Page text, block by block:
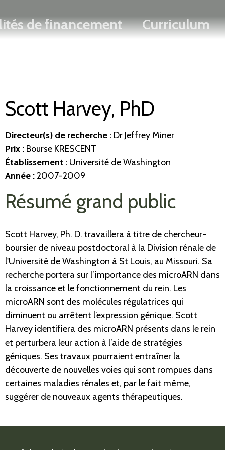
au
contenu
ENGLISH
de financement Curriculum
Scott Harvey, PhD
Directeur(s) de recherche : Dr Jeffrey Miner
Prix : Bourse KRESCENT
Établissement : Université de Washington
Année :2007-2009
Résumé grand public
Scott Harvey, Ph. D. travaillera à titre de chercheur-
boursier de niveau postdoctoral à la Division rénale de
l'Université de Washington à St Louis, au Missouri. Sa
recherche portera sur l’importance des microARN dans
la croissance et le fonctionnement du rein. Les
microARN sont des molécules régulatrices qui
diminuent ou arrêtent l’expression génique. Scott
Harvey identifiera des microARN présents dans le rein
et perturbera leur action à l’aide de stratégies
géniques. Ses travaux pourraient entraîner la
découverte de nouvelles voies qui sont rompues dans
certaines maladies rénales et, par le fait même,
suggérer de nouveaux agents thérapeutiques.